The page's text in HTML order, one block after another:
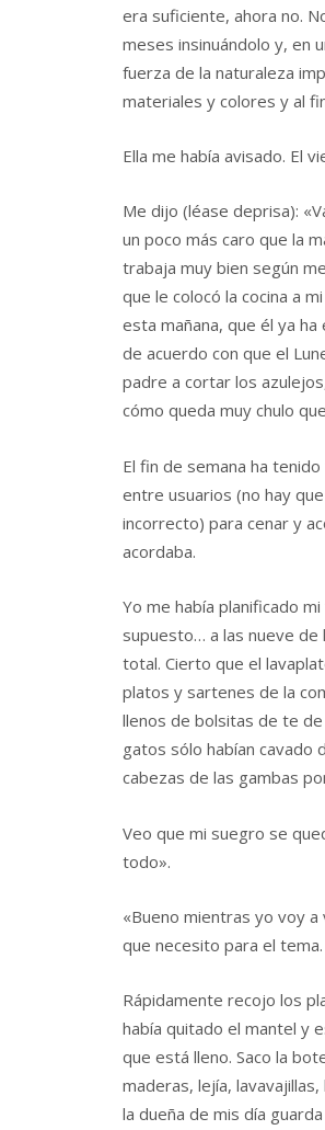
era suficiente, ahora no.
meses insinuándolo y, en
fuerza de la naturaleza
materiales y colores y al
Ella me había avisado. El
Me dijo (léase deprisa):
un poco más caro que la
trabaja muy bien según
que le colocó la cocina a
esta mañana, que él ya
de acuerdo con que el
padre a cortar los
cómo queda muy chulo
El fin de semana ha
entre usuarios (no hay
incorrecto) para cenar y
acordaba.
Yo me había planificado
supuesto… a las nueve de
total. Cierto que el
platos y sartenes de la
llenos de bolsitas de te
gatos sólo habían cavado
cabezas de las gambas
Veo que mi suegro se
todo».
«Bueno mientras yo voy
que necesito para el tema.
Rápidamente recojo los
había quitado el mantel y
que está lleno. Saco la
maderas, lejía,
la dueña de mis día